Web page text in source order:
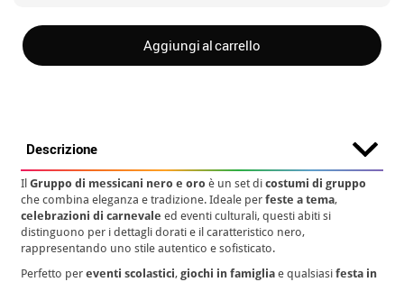
Aggiungi al carrello
Descrizione
IlGruppo di messicani nero e oro è un set dicostumi di gruppo
che combina eleganza e tradizione. Ideale perfeste a tema,
celebrazioni di carnevale ed eventi culturali, questi abiti si
distinguono per i dettagli dorati e il caratteristico nero,
rappresentando uno stile autentico e sofisticato.
Perfetto pereventi scolastici,giochi in famiglia e qualsiasifesta in